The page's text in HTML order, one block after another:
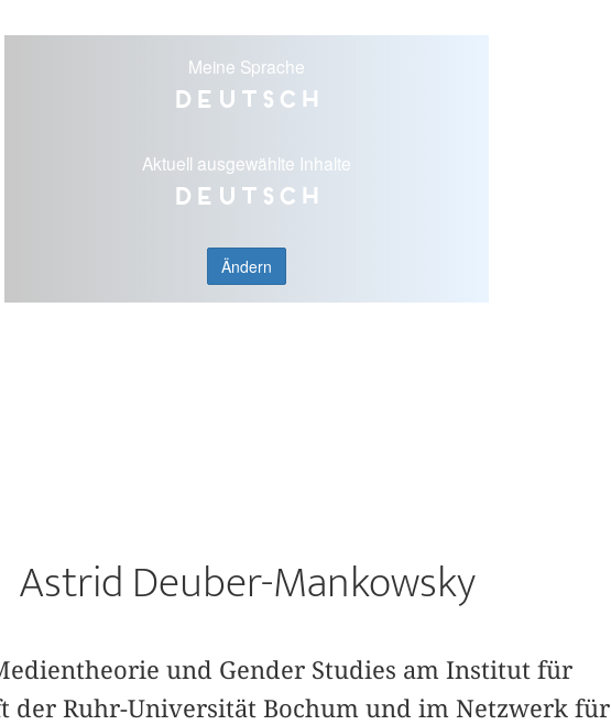
Meine Sprache
Deutsch
Aktuell ausgewählte Inhalte
Deutsch
Ändern
Astrid Deuber-Mankowsky
und Gender Studies am Institut für
der Ruhr-Universität Bochum und im Netzwerk für